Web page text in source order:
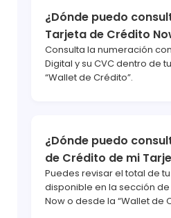
¿Dónde puedo
Tarjeta de Crédito
Consulta la numeración
Digital y su CVC dentro de
“Wallet de Crédito”.
¿Dónde puedo
de Crédito de mi
Puedes revisar el total de
disponible en la sección
Now o desde la “Wallet de